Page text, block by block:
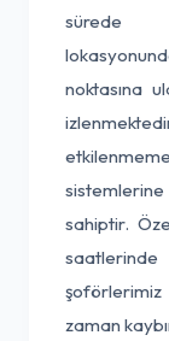
sürede
noktasına
sahiptir.
zaman